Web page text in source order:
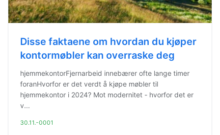
Disse faktaene om hvordan du kjøper
kontormøbler kan overraske deg
hjemmekontorFjernarbeid innebærer ofte lange timer
foranHvorfor er det verdt å kjøpe møbler til
hjemmekontor i 2024? Mot modernitet - hvorfor det er
v...
30.11.-0001